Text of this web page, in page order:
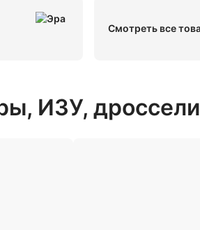
Смотреть все
ИЗУ, дроссели